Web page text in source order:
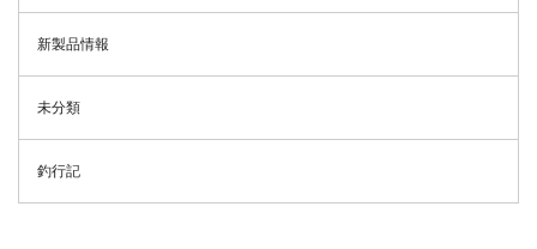
新製品情報
未分類
釣行記